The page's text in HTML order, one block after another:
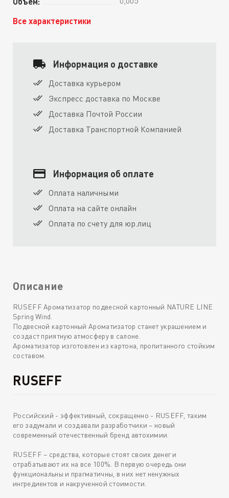
Все характеристики
Информация о доставке
Доставка курьером
Экспресс доставка по Москве
Доставка Почтой России
Доставка Транспортной Компанией
Информация об оплате
Оплата наличными
Оплата на сайте онлайн
Оплата по счету для юр.лиц
Описание
RUSEFF Ароматизатор подвесной картонный NATURE LINE
Spring Wind.
Подвесной картонный Ароматизатор станет украшением и
создаст приятную атмосферу в салоне.
Ароматизатор изготовлен из картона, пропитанного стойким
составом.
RUSEFF
Российский - эффективный, сокращенно - RUSEFF, таким
его задумали и создавали разработчики – новый
современный отечественный бренд автохимии.
RUSEFF – средства, которые стоят своих денег и
отрабатывают их на все 100%. В первую очередь они
функциональны и прагматичны, в них нет ненужных
ингредиентов и накрученной стоимости.